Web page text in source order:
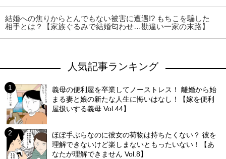
結婚への焦りからとんでもない被害に遭遇!? もちこを騙した
相手とは？【家族ぐるみで結婚匂わせ…勘違い一家の末路】
人気記事ランキング
義母の便利屋を卒業してノーストレス！ 離婚から始
まる妻と娘の新たな人生に悔いはなし！【嫁を便利
屋扱いする義母 Vol.44】
ほぼ手ぶらなのに彼女の荷物は持ちたくない？ 彼を
理解できないけど楽しまないともったいない！【あ
なたが理解できません Vol.8】